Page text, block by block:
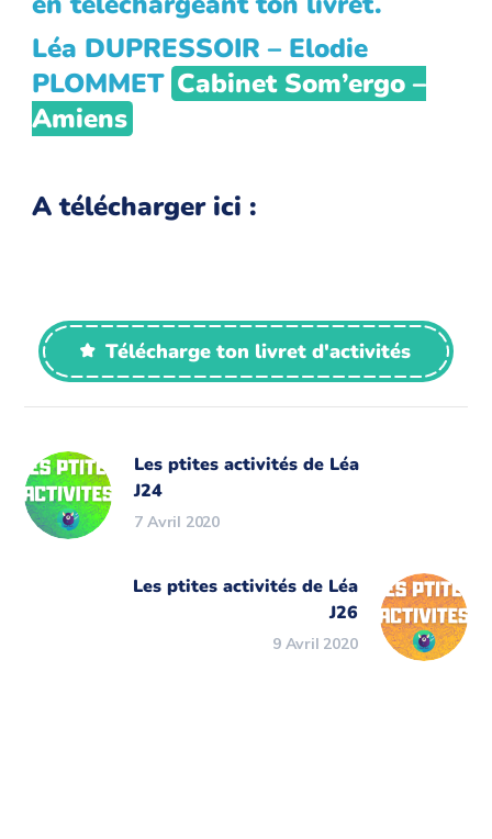
Léa DUPRESSOIR – Elodie
PLOMMET Cabinet Som’ergo –
Amiens
A télécharger ici :
Télécharge ton livret d'activités
Les ptites activités de Léa
J24
7 Avril 2020
Les ptites activités de Léa
J26
9 Avril 2020